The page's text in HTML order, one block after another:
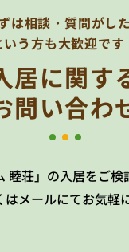
は相談・質問がした
いう方も大歓迎です
居に関す
問い合わ
睦荘」の入居をご
メールにてお気軽